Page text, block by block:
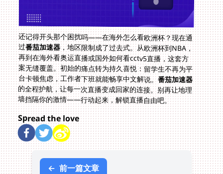
还记得开头那个困扰吗——在海外怎么看欧洲杯？现在通
过番茄加速器，地区限制成了过去式。从欧洲杯到NBA，
再到在海外看奥运直播或国外如何看cctv5直播，这套方
案无缝覆盖。初始的痛点转为持久喜悦：留学生不再为平
台卡顿焦虑，工作者下班就能畅享中文解说。番茄加速器
的全程护航，让每一次直播变成回家的连接。别再让地理
墙挡隔你的激情——行动起来，解锁直播自由吧。
Spread the love
← 前一篇文章